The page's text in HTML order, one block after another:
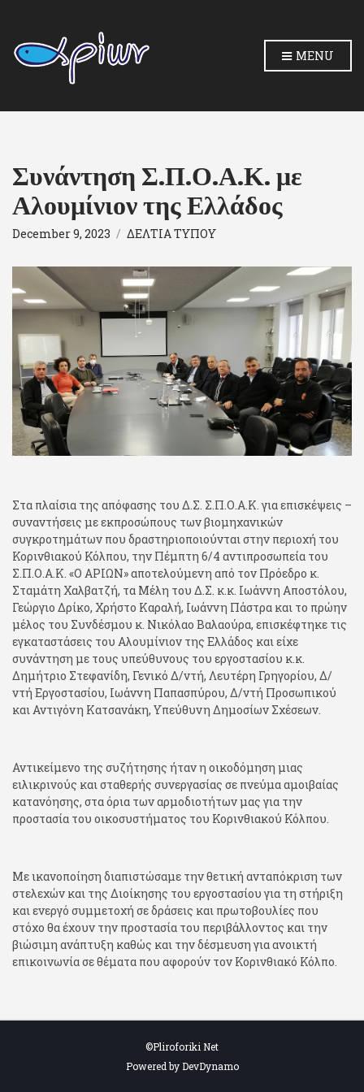
MENU
Συνάντηση Σ.Π.Ο.Α.Κ. με
Αλουμίνιον της Ελλάδος
December 9, 2023 ΔΕΛΤΙΑ ΤΥΠΟΥ
Στα πλαίσια της απόφασης του Δ.Σ. Σ.Π.Ο.Α.Κ. για επισκέψεις –
συναντήσεις με εκπροσώπους των βιομηχανικών
συγκροτημάτων που δραστηριοποιούνται στην περιοχή του
Κορινθιακού Κόλπου, την Πέμπτη 6/4 αντιπροσωπεία του
Σ.Π.Ο.Α.Κ. «Ο ΑΡΙΩΝ» αποτελούμενη από τον Πρόεδρο κ.
Σταμάτη Χαλβατζή, τα Μέλη του Δ.Σ. κ.κ. Ιωάννη Αποστόλου,
Γεώργιο Δρίκο, Χρήστο Καραλή, Ιωάννη Πάστρα και το πρώην
μέλος του Συνδέσμου κ. Νικόλαο Βαλαούρα, επισκέφτηκε τις
εγκαταστάσεις του Αλουμίνιον της Ελλάδος και είχε
συνάντηση με τους υπεύθυνους του εργοστασίου κ.κ.
Δημήτριο Στεφανίδη, Γενικό Δ/ντή, Λευτέρη Γρηγορίου, Δ/
ντή Εργοστασίου, Ιωάννη Παπασπύρου, Δ/ντή Προσωπικού
και Αντιγόνη Κατσανάκη, Υπεύθυνη Δημοσίων Σχέσεων.
Αντικείμενο της συζήτησης ήταν η οικοδόμηση μιας
ειλικρινούς και σταθερής συνεργασίας σε πνεύμα αμοιβαίας
κατανόησης, στα όρια των αρμοδιοτήτων μας για την
προστασία του οικοσυστήματος του Κορινθιακού Κόλπου.
Με ικανοποίηση διαπιστώσαμε την θετική ανταπόκριση των
στελεχών και της Διοίκησης του εργοστασίου για τη στήριξη
και ενεργό συμμετοχή σε δράσεις και πρωτοβουλίες που
στόχο θα έχουν την προστασία του περιβάλλοντος και την
βιώσιμη ανάπτυξη καθώς και την δέσμευση για ανοικτή
επικοινωνία σε θέματα που αφορούν τον Κορινθιακό Κόλπο.
©Pliroforiki Net
Powered by DevDynamo